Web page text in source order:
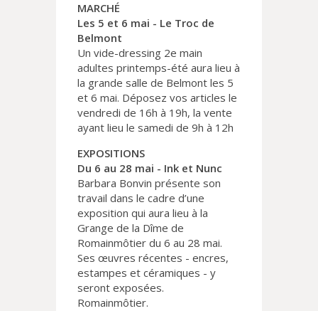
MARCHÉ
Les 5 et 6 mai - Le Troc de
Belmont
Un vide-dressing 2e main
adultes printemps-été aura lieu à
la grande salle de Belmont les 5
et 6 mai. Déposez vos articles le
vendredi de 16h à 19h, la vente
ayant lieu le samedi de 9h à 12h
EXPOSITIONS
Du 6 au 28 mai - Ink et Nunc
Barbara Bonvin présente son
travail dans le cadre d’une
exposition qui aura lieu à la
Grange de la Dîme de
Romainmôtier du 6 au 28 mai.
Ses œuvres récentes - encres,
estampes et céramiques - y
seront exposées.
Romainmôtier.